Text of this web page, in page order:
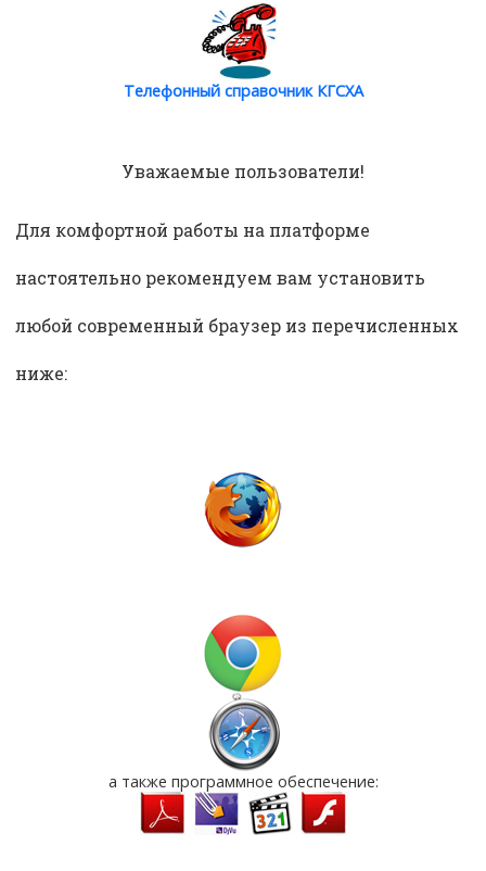
Телефонный справочник КГСХА
Уважаемые пользователи!
Для комфортной работы на платформе
настоятельно рекомендуем вам установить
любой современный браузер из перечисленных
ниже:
а также программное обеспечение: